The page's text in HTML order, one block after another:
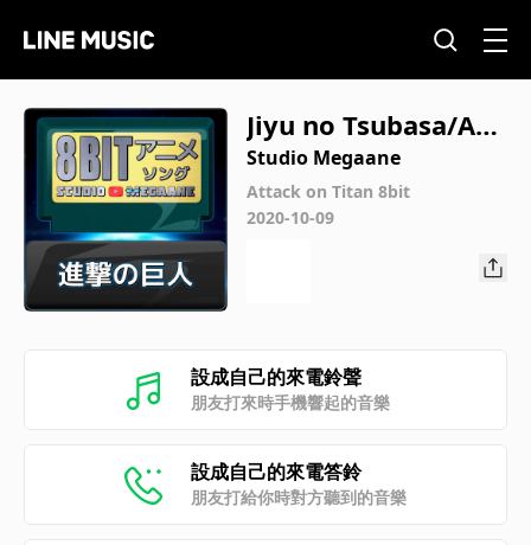
Jiyu no Tsubasa/Att
ack on Titan
Studio Megaane
Attack on Titan 8bit
2020-10-09
設成自己的來電鈴聲
朋友打來時手機響起的音樂
設成自己的來電答鈴
朋友打給你時對方聽到的音樂